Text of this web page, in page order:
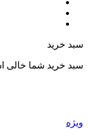
سبد خرید
سبد خرید شما خالی
ویژه